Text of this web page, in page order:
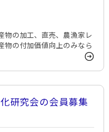
物の加工、直売、農漁家レ
物の付加価値向上のみなら
研究会の会員募集